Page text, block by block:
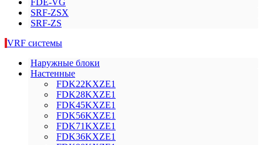
FDE-VG
SRF-ZSX
SRF-ZS
VRF системы
Наружные блоки
Настенные
FDK22KXZE1
FDK28KXZE1
FDK45KXZE1
FDK56KXZE1
FDK71KXZE1
FDK36KXZE1